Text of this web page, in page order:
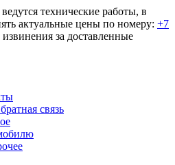
технические работы, в
актуальные цены по номеру: +7
за доставленные
связь